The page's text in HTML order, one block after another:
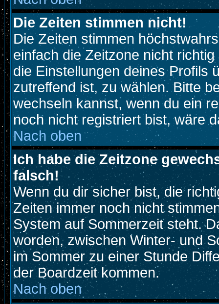
Die Zeiten stimmen nicht!
Die Zeiten stimmen
einfach die Zeitzone nicht
die Einstellungen deines Profils
zutreffend ist, zu wählen. Bitte
wechseln kannst, wenn du ein
noch nicht registriert bist, wäre
Nach oben
Ich habe die Zeitzone
falsch!
Wenn du dir sicher bist, die
Zeiten immer noch nicht
System auf Sommerzeit steht.
worden, zwischen Winter- und
im Sommer zu einer Stunde
der Boardzeit kommen.
Nach oben